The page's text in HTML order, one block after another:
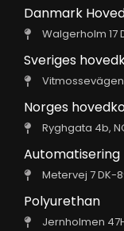
Danmark
Walgerholm
Sveriges
Norges
Ryghgata 4b,
Automatisering
Metervej 7 DK-
Polyurethan
Jernholmen